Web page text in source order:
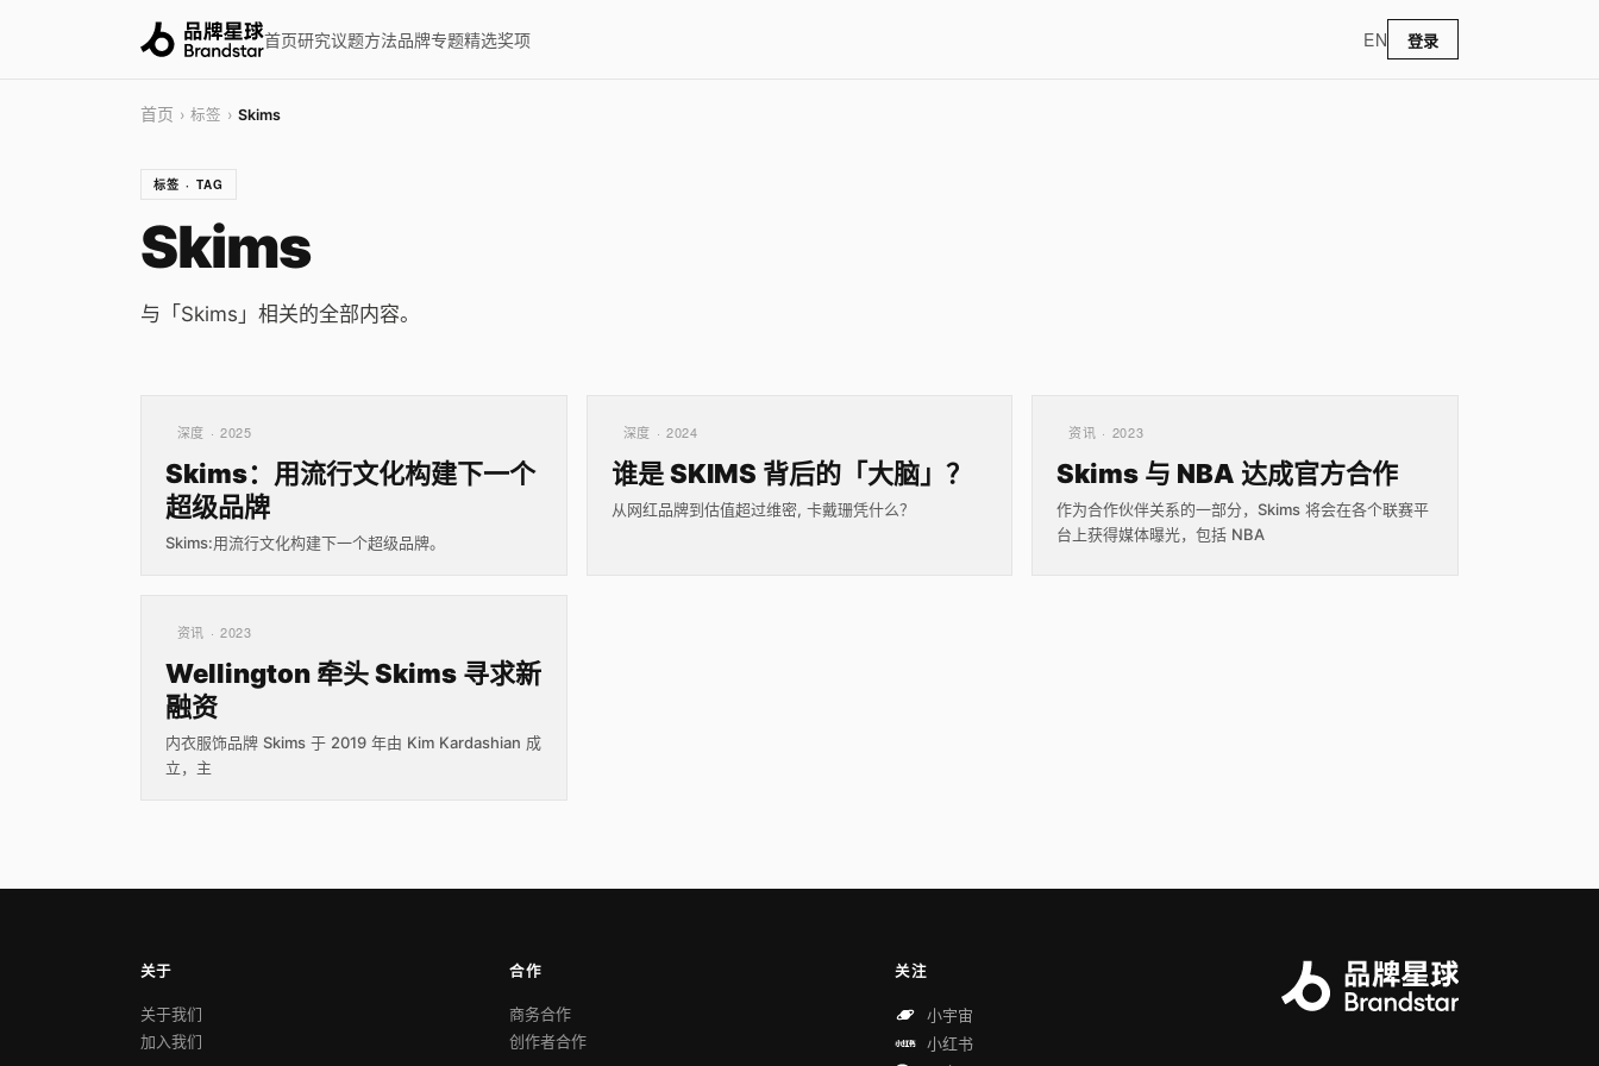
首页研究议题方法品牌专题精选奖项 EN 登录
首页 › 标签 › Skims
标签 · TAG
Skims
与「Skims」相关的全部内容。
深度 · 2025
Skims：用流行文化构建下一个
超级品牌
Skims:用流行文化构建下一个超级品牌。
深度 · 2024
谁是 SKIMS 背后的「大脑」？
从网红品牌到估值超过维密, 卡戴珊凭什么？
资讯 · 2023
Skims 与 NBA 达成官方合作
作为合作伙伴关系的一部分，Skims 将会在各个联赛平
台上获得媒体曝光，包括 NBA
资讯 · 2023
Wellington 牵头 Skims 寻求新
融资
内衣服饰品牌 Skims 于 2019 年由 Kim Kardashian 成
立，主
关于
关于我们
加入我们
合作
商务合作
创作者合作
关注
小宇宙
小红书